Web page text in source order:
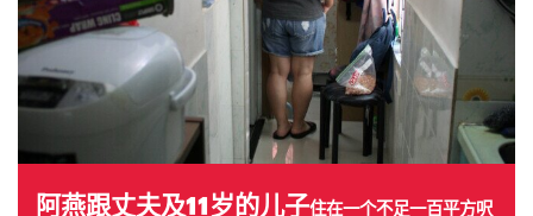
阿燕跟丈夫及11岁的儿子住在一个不足一百平方呎